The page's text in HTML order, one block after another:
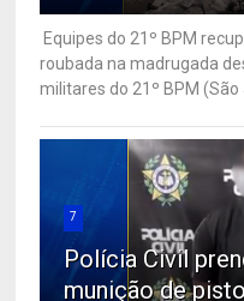
Equipes do 21º BPM
roubada na madrugada
militares do 21º BPM (São
7
Polícia Civil
munição de